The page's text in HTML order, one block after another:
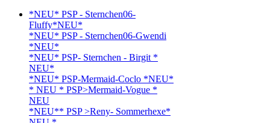
*NEU* PSP - Sternchen06-
Fluffy*NEU*
*NEU* PSP - Sternchen06-Gwendi
*NEU*
*NEU* PSP- Sternchen - Birgit *
NEU*
*NEU* PSP-Mermaid-Coclo *NEU*
* NEU * PSP>Mermaid-Vogue *
NEU
*NEU** PSP >Reny- Sommerhexe*